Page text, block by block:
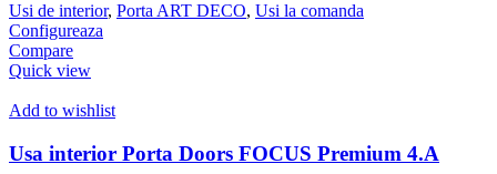
Usi de interior, Porta ART DECO, Usi la comanda
Configureaza
Compare
Quick view
Add to wishlist
Usa interior Porta Doors FOCUS Premium 4.A